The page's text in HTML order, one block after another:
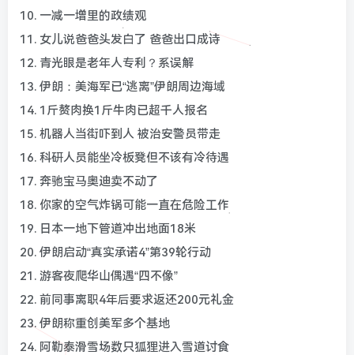
10. 一减一增里的政绩观
11. 女儿说爸爸头发白了 爸爸出口成诗
12. 青光眼是老年人专利？系误解
13. 伊朗：美海军已“逃离”伊朗周边海域
14. 1斤赘肉换1斤牛肉已超千人报名
15. 机器人当街吓到人 被治安警员带走
16. 科研人员能坐冷板凳但不该有冷待遇
17. 奔驰宝马奥迪卖不动了
18. 你家的空气炸锅可能一直在危险工作
19. 日本一地下管道冲出地面18米
20. 伊朗启动“真实承诺4”第39轮行动
21. 游客夜爬华山偶遇“四不像”
22. 前同事离职4年后要求返还200元礼金
23. 伊朗称重创美军多个基地
24. 阿勒泰滑雪场数只狐狸进入雪道讨食